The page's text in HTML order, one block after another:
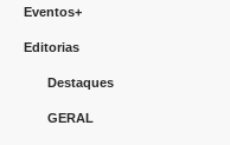
Eventos+
Editorias
Destaques
GERAL